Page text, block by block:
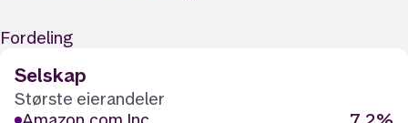
Fordeling
Selskap
Største eierandeler